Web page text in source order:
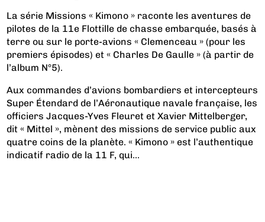
La série Missions « Kimono » raconte les aventures de
pilotes de la 11e Flottille de chasse embarquée, basés à
terre ou sur le porte-avions « Clemenceau » (pour les
premiers épisodes) et « Charles De Gaulle » (à partir de
l’album N°5).
Aux commandes d’avions bombardiers et intercepteurs
Super Étendard de l’Aéronautique navale française, les
officiers Jacques-Yves Fleuret et Xavier Mittelberger,
dit « Mittel », mènent des missions de service public aux
quatre coins de la planète. « Kimono » est l’authentique
indicatif radio de la 11 F, qui...